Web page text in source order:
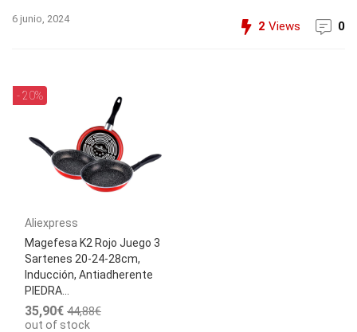
6 junio, 2024
2 Views 0
- 20%
Aliexpress
Magefesa K2 Rojo Juego 3
Sartenes 20-24-28cm,
Inducción, Antiadherente
PIEDRA...
35,90€ 44,88€
out of stock